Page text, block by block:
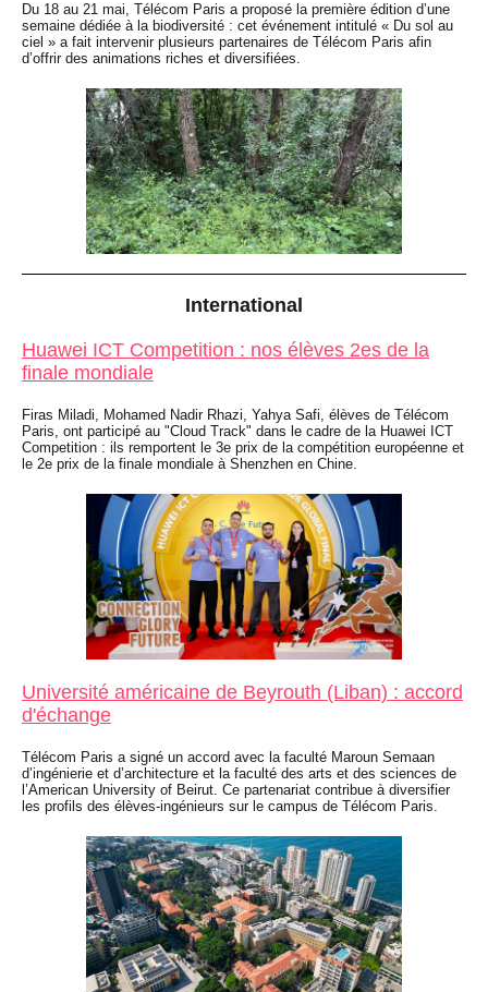
Du 18 au 21 mai, Télécom Paris a proposé la première édition d’une
semaine dédiée à la biodiversité : cet événement intitulé « Du sol au
ciel » a fait intervenir plusieurs partenaires de Télécom Paris afin
d’offrir des animations riches et diversifiées.
International
Huawei ICT Competition : nos élèves 2es de la
finale mondiale
Firas Miladi, Mohamed Nadir Rhazi, Yahya Safi, élèves de Télécom
Paris, ont participé au "Cloud Track" dans le cadre de la Huawei ICT
Competition : ils remportent le 3e prix de la compétition européenne et
le 2e prix de la finale mondiale à Shenzhen en Chine.
Université américaine de Beyrouth (Liban) : accord
d'échange
Télécom Paris a signé un accord avec la faculté Maroun Semaan
d’ingénierie et d’architecture et la faculté des arts et des sciences de
l’American University of Beirut. Ce partenariat contribue à diversifier
les profils des élèves-ingénieurs sur le campus de Télécom Paris.